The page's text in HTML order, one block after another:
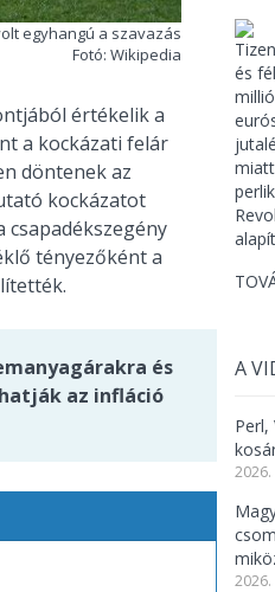
egyhangú a szavazás
Fotó: Wikipedia
értékelik a
a kockázati felár
döntenek az
kockázatot
csapadékszegény
tényezőként a
és
az infláció
A
2026.
2026.